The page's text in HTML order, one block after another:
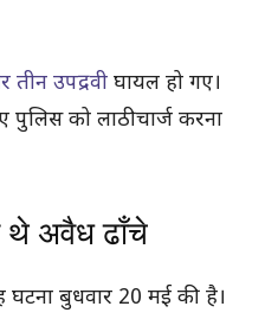
उपद्रवी घायल हो गए।
पुलिस को लाठीचार्ज करना
थे अवैध ढाँचे
घटना बुधवार 20 मई की है।